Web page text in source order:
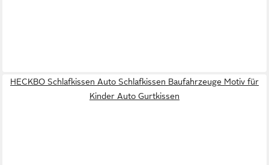
HECKBO Schlafkissen Auto Schlafkissen Baufahrzeuge Motiv für
Kinder Auto Gurtkissen